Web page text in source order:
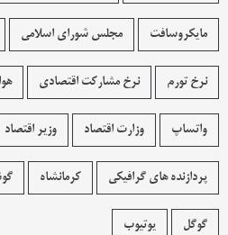
مایکروسافت مجلس شورای اسلامی
نرخ تورم نرخ مشارکت اقتصادی
واتساپ وزارت اقتصاد وزیر اقتصاد
پردازنده های گرافیکی کرمانشاه
گوگل یوتیوب